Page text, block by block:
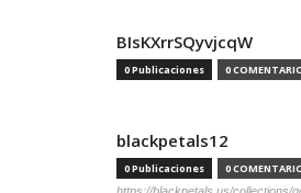
BIsKXrrSQyvjcqW
0 Publicaciones 0
blackpetals12
0 Publicaciones 0